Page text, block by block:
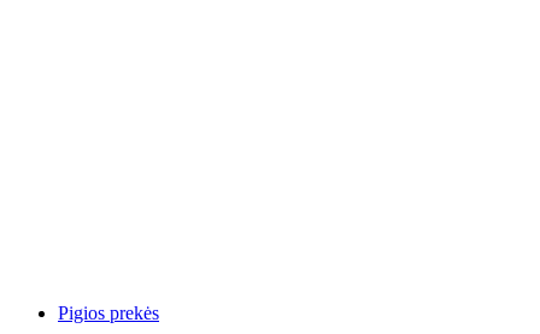
Pigios prekės